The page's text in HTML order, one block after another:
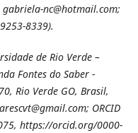
gabriela-nc@hotmail.com;
8339).
de Rio Verde –
Fontes do Saber -
Rio Verde GO, Brasil,
ORCID
https://orcid.org/0000-